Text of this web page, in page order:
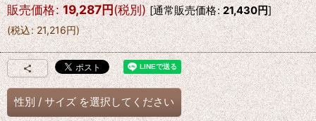
販売価格: 19,287円(税別) [通常販売価格: 21,430円]
(税込: 21,216円)
性別 / サイズ を選択してください